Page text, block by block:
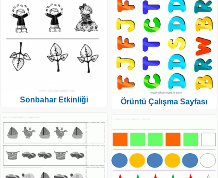
Sonbahar Etkinliği Örüntü Çalışma Sayfası